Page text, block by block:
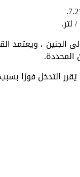
، ويعتمد
المحددة.
التدخل فورًا